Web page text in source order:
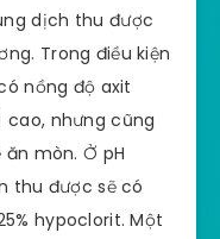
dịch thu được
Trong điều kiện
nồng độ axit
nhưng cũng
mòn. Ở pH
thu được sẽ có
hypoclorit. Một